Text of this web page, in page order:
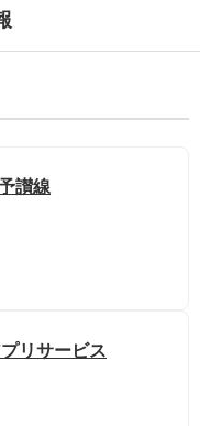
讃線
リサービス